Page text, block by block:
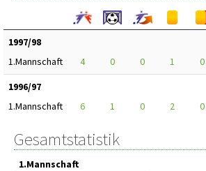
1997/98
1.Mannschaft
4 0 0 1 0
1996/97
1.Mannschaft
6 1 0 2 0
Gesamtstatistik
1.Mannschaft